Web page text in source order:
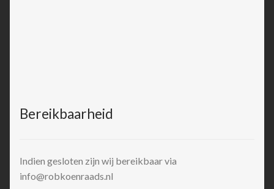
Bereikbaarheid
Indien gesloten zijn wij bereikbaar via
info@robkoenraads.nl